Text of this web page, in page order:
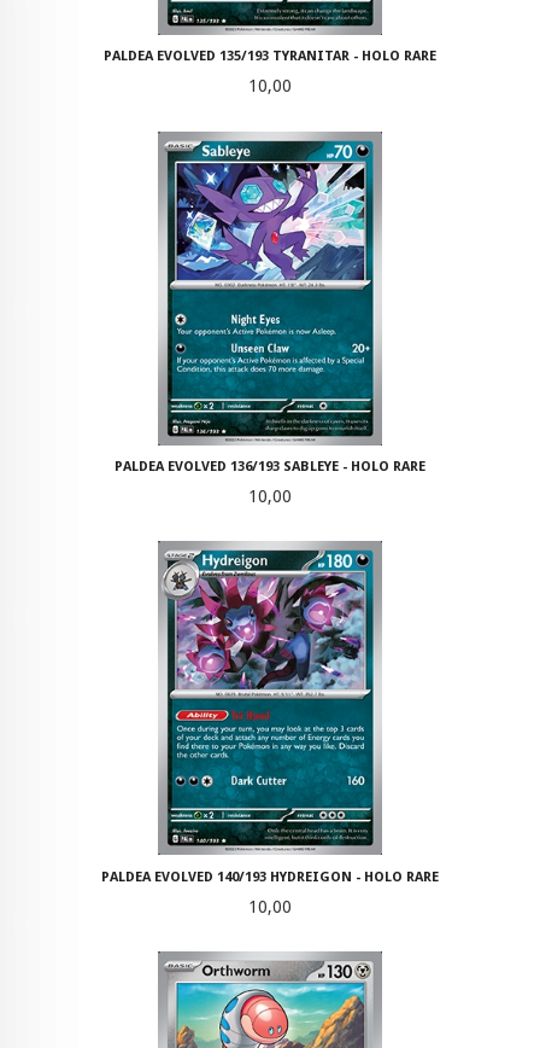
PALDEA EVOLVED 135/193 TYRANITAR - HOLO RARE
Pris
10,00
PALDEA EVOLVED 136/193 SABLEYE - HOLO RARE
Pris
10,00
PALDEA EVOLVED 140/193 HYDREIGON - HOLO RARE
Pris
10,00